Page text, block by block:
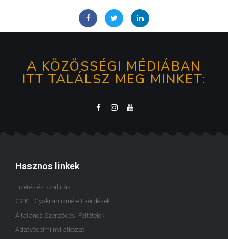
A KÖZÖSSÉGI MÉDIÁBAN
ITT TALÁLSZ MEG MINKET:
Hasznos linkek
Fizetés és szállítás
GYIK - Gyakran ismételt kérdések
Általános Szerződési Feltételek
Adatvédelmi nyilatkozat